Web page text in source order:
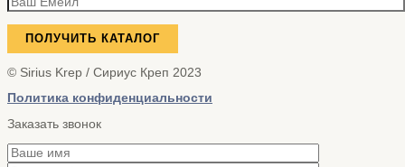
© Sirius Krep / Сириус Креп 2023
Политика конфиденциальности
Заказать звонок